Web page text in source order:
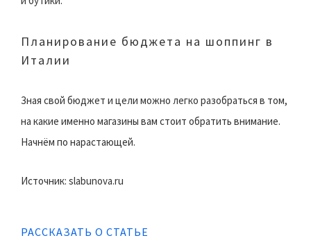
Планирование бюджета на шоппинг в
Италии
Зная свой бюджет и цели можно легко разобраться в том,
на какие именно магазины вам стоит обратить внимание.
Начнём по нарастающей.
Источник: slabunova.ru
РАССКАЗАТЬ О СТАТЬЕ